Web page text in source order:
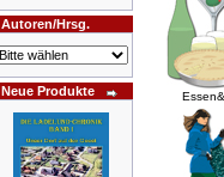
Autoren/Hrsg.
Neue Produkte